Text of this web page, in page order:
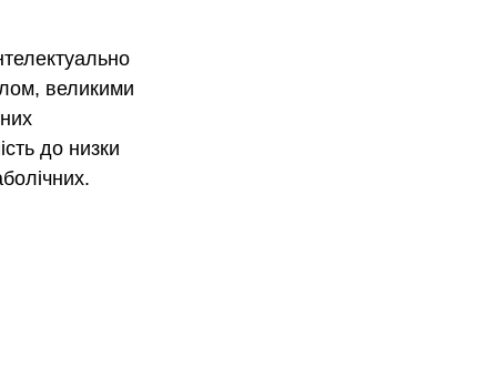
великими
до низки